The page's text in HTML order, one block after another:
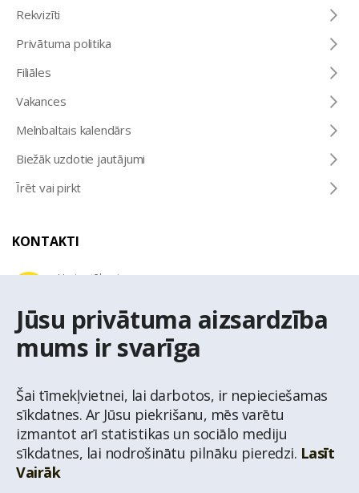
© Nekustamo īpašumu aģentūra Latio.
Rekvizīti
Privātuma politika
Filiāles
Vakances
Melnbaltais kalendārs
Biežāk uzdotie jautājumi
Īrēt vai pirkt
KONTAKTI
Uzziņu tālrunis
E-pasta adrese
latio@latio.lv
Jūsu privātuma aizsardzība
mums ir svarīga
Šai tīmekļvietnei, lai darbotos, ir nepieciešamas
sīkdatnes. Ar Jūsu piekrišanu, mēs varētu
izmantot arī statistikas un sociālo mediju
sīkdatnes, lai nodrošinātu pilnāku pieredzi. Lasīt
Vairāk